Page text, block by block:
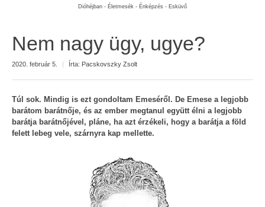
Dióhéjban - Életmesék - Énképzés - Esküvő
Nem nagy ügy, ugye?
2020. február 5. | Írta: Pacskovszky Zsolt
Túl sok. Mindig is ezt gondoltam Emeséről. De Emese a legjobb
barátom barátnője, és az ember megtanul együtt élni a legjobb
barátja barátnőjével, pláne, ha azt érzékeli, hogy a barátja a föld
felett lebeg vele, szárnyra kap mellette.